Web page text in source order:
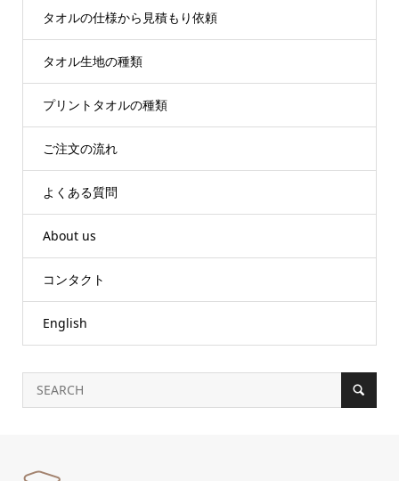
タオルの仕様から見積もり依頼
タオル生地の種類
プリントタオルの種類
ご注文の流れ
よくある質問
About us
コンタクト
English